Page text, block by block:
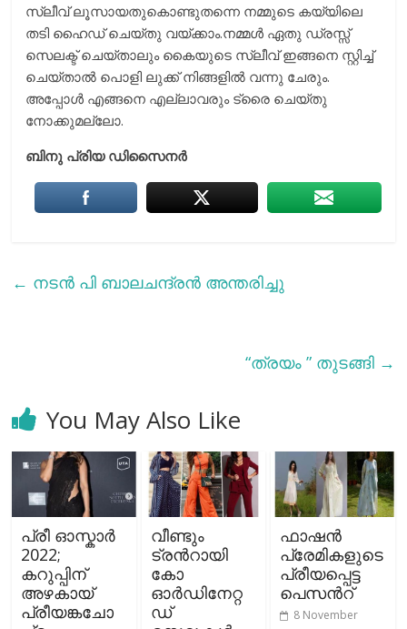
സ്ലീവ് ലൂസായതുകൊണ്ടുതന്നെ നമ്മുടെ കയ്യിലെ
തടി ഹൈഡ് ചെയ്തു വയ്ക്കാം.നമ്മൾ ഏതു ഡ്രസ്സ്‌
സെലക്ട്‌ ചെയ്താലും കൈയുടെ സ്ലീവ് ഇങ്ങനെ സ്റ്റിച്ച്
ചെയ്താൽ പൊളി ലുക്ക്‌ നിങ്ങളിൽ വന്നു ചേരും.
അപ്പോൾ എങ്ങനെ എല്ലാവരും ട്രൈ ചെയ്തു
നോക്കുമല്ലോ.
ബിനു പ്രിയ ഡിസൈനർ
← നടൻ പി ബാലചന്ദ്രൻ അന്തരിച്ചു
“ത്രയം ” തുടങ്ങി →
You May Also Like
പ്രീ ഓസ്കാര്‍
2022;
കറുപ്പിന്
അഴകായ്
പ്രീയങ്കചോ
വീണ്ടും
ട്രന്‍റായി
കോ
ഓർഡിനേറ്റ
ഡ്
ഫാഷന്‍
പ്രേമികളുടെ
പ്രീയപ്പെട്ട
പെസന്‍റ്
8 November